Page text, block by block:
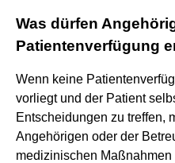
Was dürfen
Patientenverfügung
Wenn keine
vorliegt und der Patient
Entscheidungen zu treffen,
Angehörigen oder der
medizinischen